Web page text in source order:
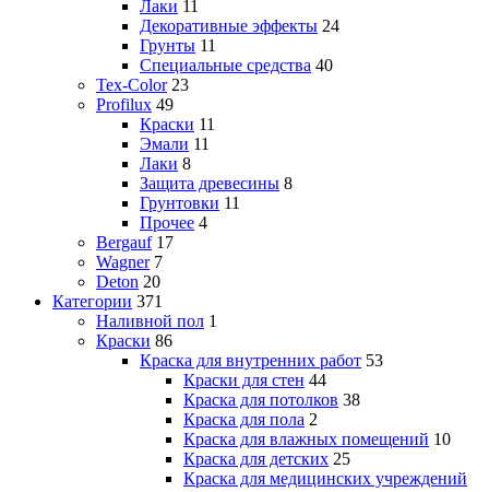
Лаки 11
Декоративные эффекты 24
Грунты 11
Специальные средства 40
Tex-Color 23
Profilux 49
Краски 11
Эмали 11
Лаки 8
Защита древесины 8
Грунтовки 11
Прочее 4
Bergauf 17
Wagner 7
Deton 20
Категории 371
Наливной пол 1
Краски 86
Краска для внутренних работ 53
Краски для стен 44
Краска для потолков 38
Краска для пола 2
Краска для влажных помещений 10
Краска для детских 25
Краска для медицинских учреждений